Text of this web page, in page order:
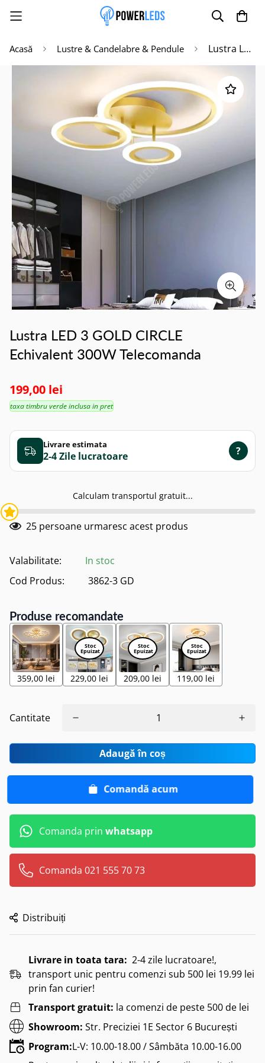
Acasă Lustre & Candelabre & Pendule Lustra LED 3 GOLD CIRCLE Echivalent 300W Telecomanda
Lustra LED 3 GOLD CIRCLE
Echivalent 300W Telecomanda
199,00 lei
taxa timbru verde inclusa in pret
Livrare estimata
2-4 Zile ?
Calculam transportul gratuit...
25 persoane urmaresc acest produs
Valabilitate:
In stoc
Cod Produs:
3862-3 GD
Produse recomandate
359,00 lei 229,00 lei 209,00 lei 119,00 lei
Cantitate
Adaugă în coș
Comandă acum
Comanda prin whatsapp
Comanda 021 555 70 73
Distribuiți
Livrare in toata tara: 2-4 zile lucratoare!,
transport unic pentru comenzi sub 500 lei 19.99 lei
prin fan curier!
Transport gratuit: la comenzi de peste 500 de lei
Showroom: Str. Preciziei 1E Sector 6 București
Program:L-V: 10.00-18.00 / Sâmbăta 10.00-16.00
Activează notificările